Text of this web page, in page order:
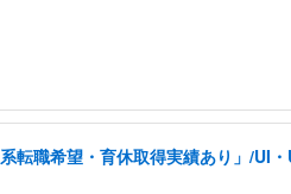
転職希望・育休取得実績あり」/UI